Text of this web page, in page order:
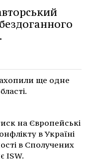
ще одне
на Європейські
в Україні
в Сполучених
ISW.